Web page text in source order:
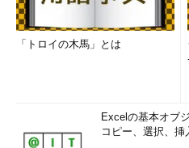
「トロイの木馬」とは
Excelの基本オブ
コピー、選択、挿